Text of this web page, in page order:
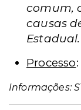
comum,
causas
Estadual.
Processo:
Informações: